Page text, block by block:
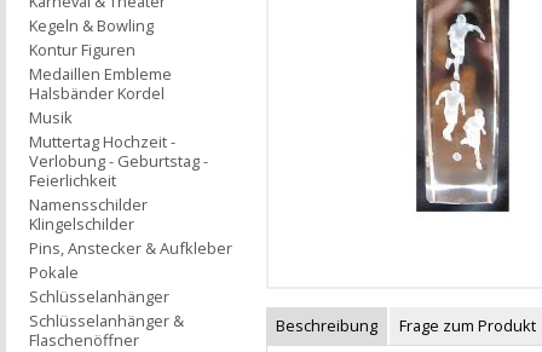
Beschreibung
Frage zum Produkt
Kegeln & Bowling
Kontur Figuren
Medaillen Embleme
Halsbänder Kordel
Musik
Muttertag Hochzeit -
Verlobung - Geburtstag -
Feierlichkeit
Namensschilder
Klingelschilder
Pins, Anstecker & Aufkleber
Pokale
Schlüsselanhänger
Schlüsselanhänger &
Flaschenöffner